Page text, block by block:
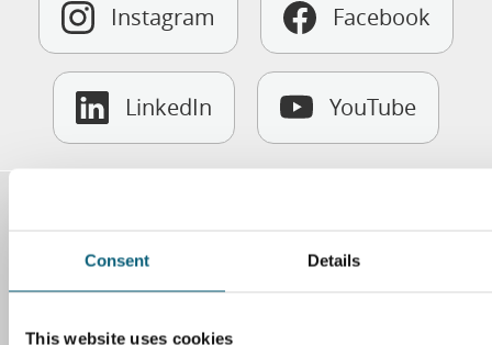
Consent Details
This website uses cookies
Instagram Facebook
LinkedIn YouTube
Klinikum Wolfsburg